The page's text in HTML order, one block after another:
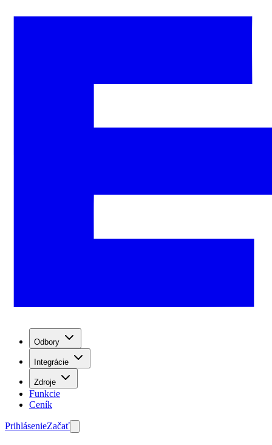
Odbory
Integrácie
Zdroje
Funkcie
Ceník
PrihlásenieZačať